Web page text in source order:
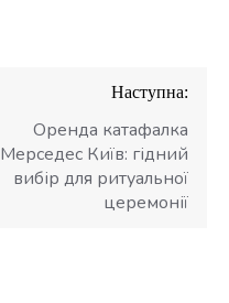
Наступна:
Оренда катафалка
Мерседес Київ: гідний
вибір для ритуальної
церемонії